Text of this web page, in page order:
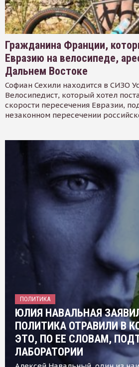
Гражданина Франции,
Евразию на велосипеде,
Дальнем Востоке
Софиан Сехили находится в СИЗО
Велосипедист, который хотел
скорости пересечения Евразии,
незаконном пересечении
ПОЛИТИКА
ЮЛИЯ НАВАЛЬНАЯ
ПОЛИТИКА ОТРАВИЛИ В
ЭТО, ПО ЕЕ СЛОВАМ,
ЛАБОРАТОРИИ